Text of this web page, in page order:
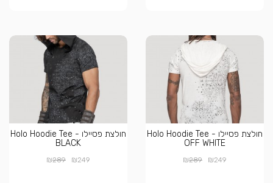
חולצת פסיילו Holo Hoodie Tee -
OFF WHITE
₪249
₪289
חולצת פסיילו Holo Hoodie Tee -
BLACK
₪249
₪289